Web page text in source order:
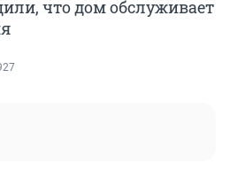
что дом обслуживает